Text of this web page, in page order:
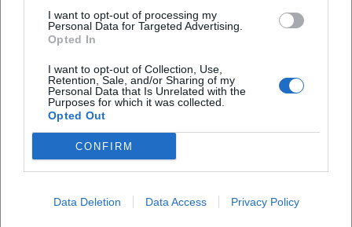
I want to opt-out of processing my
Personal Data for Targeted Advertising.
Opted In
I want to opt-out of Collection, Use,
Retention, Sale, and/or Sharing of my
Personal Data that Is Unrelated with the
Purposes for which it was collected.
Opted Out
CONFIRM
Data Deletion Data Access Privacy Policy
Häufig gestellte Fragen
Wann findet der Gastvortrag statt?
Wo ist die Veranstaltung?